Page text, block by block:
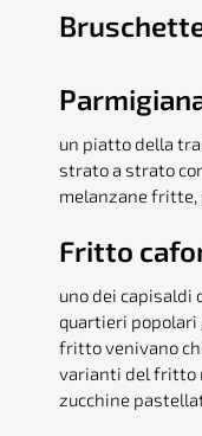
un piatto della
strato a strato
melanzane fritte,
Fritto
uno dei capisaldi
quartieri popolari
fritto venivano
varianti del fritto
zucchine